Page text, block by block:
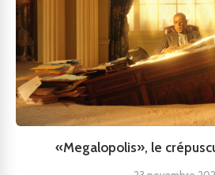
«Megalopolis», le